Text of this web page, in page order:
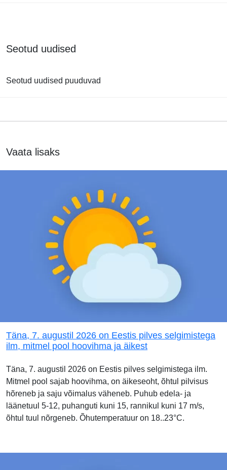
Seotud uudised
Seotud uudised puuduvad
Vaata lisaks
Täna, 7. augustil 2026 on Eestis pilves selgimistega
ilm, mitmel pool hoovihma ja äikest
Täna, 7. augustil 2026 on Eestis pilves selgimistega ilm.
Mitmel pool sajab hoovihma, on äikeseoht, õhtul pilvisus
hõreneb ja saju võimalus väheneb. Puhub edela- ja
läänetuul 5-12, puhanguti kuni 15, rannikul kuni 17 m/s,
õhtul tuul nõrgeneb. Õhutemperatuur on 18..23°C.